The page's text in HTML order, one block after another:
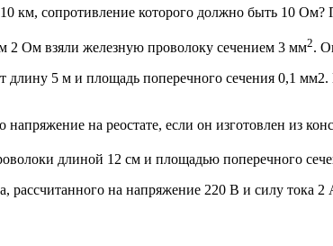
км, сопротивление которого должно быть 10 Ом?
2 Ом взяли железную проволоку сечением 3 мм2.
длину 5 м и площадь поперечного сечения 0,1
напряжение на реостате, если он изготовлен из
длиной 12 см и площадью поперечного
рассчитанного на напряжение 220 В и силу